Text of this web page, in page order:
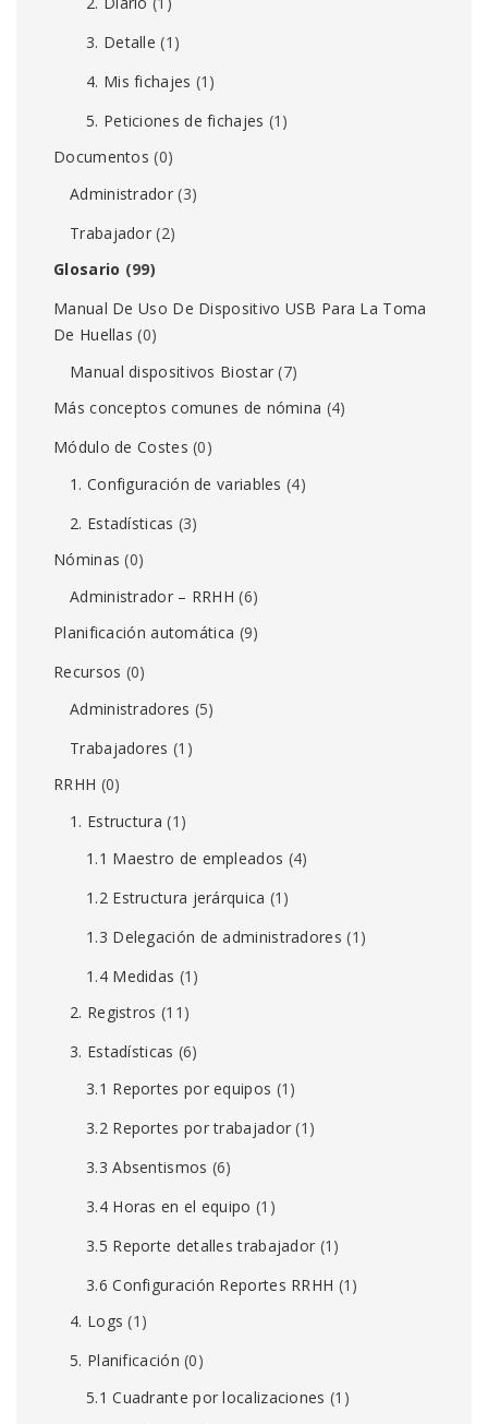
3. Detalle (1)
4. Mis fichajes (1)
5. Peticiones de fichajes (1)
Documentos (0)
Administrador(3)
Trabajador (2)
Glosario (99)
Manual De Uso De Dispositivo USB Para La Toma
De Huellas (0)
Manual dispositivos Biostar (7)
Más conceptos comunes de nómina (4)
Módulo de Costes (0)
1. Configuración de variables (4)
2. Estadísticas (3)
Nóminas (0)
Administrador – RRHH (6)
Planificación automática (9)
Recursos (0)
Administradores (5)
Trabajadores (1)
RRHH (0)
1. Estructura (1)
1.1 Maestro de empleados (4)
1.2 Estructura jerárquica (1)
1.3 Delegación de administradores (1)
1.4 Medidas (1)
2. Registros (11)
3. Estadísticas (6)
3.1 Reportes por equipos (1)
3.2 Reportes por trabajador (1)
3.3 Absentismos (6)
3.4 Horas en el equipo (1)
3.5 Reporte detalles trabajador (1)
3.6 Configuración Reportes RRHH (1)
4. Logs (1)
5. Planificación (0)
5.1 Cuadrante por localizaciones (1)